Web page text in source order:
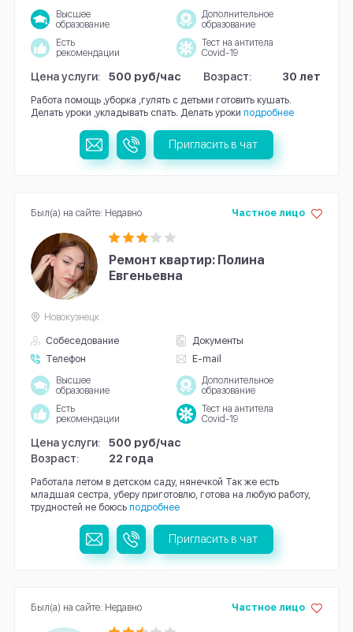
Высшее
образование
Дополнительное
образование
Есть
рекомендации
Тест на антитела
Covid-19
Цена услуги: 500 руб/час Возраст: 30 лет
Работа помощь ,уборка ,гулять с детьми готовить кушать.
Делать уроки ,укладывать спать. Делать уроки подробнее
Пригласить в чат
Ремонт квартир: Полина
Евгеньевна
Собеседование
Документы
Телефон
E-mail
Частное лицо
Новокузнецк
Высшее
образование
Дополнительное
образование
Есть
рекомендации
Тест на антитела
Covid-19
Цена услуги:
500 руб/час
Возраст:
22 года
Работала летом в детском саду, нянечкой Так же есть
младшая сестра, уберу приготовлю, готова на любую работу,
трудностей не боюсь подробнее
Был(а) на сайте: Недавно
Пригласить в чат
Частное лицо
Был(а) на сайте: Недавно